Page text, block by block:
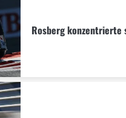
Rosberg konzentrierte